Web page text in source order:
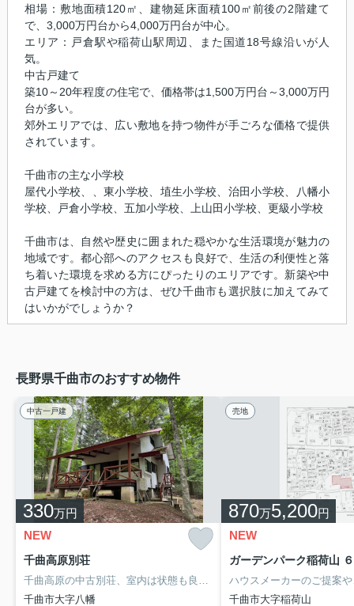
相場：敷地面積120㎡、建物延床面積100㎡前後の2階建て
で、3,000万円台から4,000万円台が中心。
エリア：戸倉駅や稲荷山駅周辺、また国道18号線沿いが人
気。
中古戸建て
築10～20年程度の住宅で、価格帯は1,500万円台～3,000万円
台が多い。
郊外エリアでは、広い敷地を持つ物件が手ごろな価格で提供
されています。
千曲市の主な小学校
屋代小学校、、東小学校、埴生小学校、治田小学校、八幡小
学校、戸倉小学校、五加小学校、上山田小学校、更級小学校
千曲市は、自然や歴史に囲まれた穏やかな生活環境が魅力の
地域です。都心部へのアクセスも良好で、生活の利便性と落
ち着いた環境を求める方にぴったりのエリアです。新築や中
古戸建てを検討中の方は、ぜひ千曲市も選択肢に加えてみて
はいかがでしょうか？
長野県千曲市のおすすめ物件
中古一戸建
330万円
NEW
千曲高原別荘
千曲市大字八幡
売地
870万5,200円
NEW
ガーデンパーク稲荷山
千曲市大字稲荷山